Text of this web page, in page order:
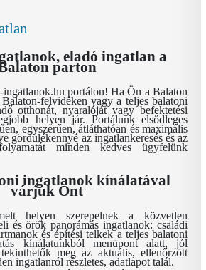
eladó ingatlan a
parton
portálon! Ha Ön a Balaton
felvidéken vagy a teljes balatoni
otthonát, nyaralóját vagy befektetési
helyen jár. Portálunk elsődleges
egyszerűen, átláthatóan és maximális
gördülékennyé az ingatlankeresés és az
minden kedves ügyfelünk
ingatlanok kínálatával
várjuk Önt
helyen szerepelnek a közvetlen
és örök panorámás ingatlanok: családi
és építési telkek a teljes balatoni
kínálatunkból menüpont alatt, jól
meg az aktuális, ellenőrzött
ingatlanról részletes, adatlapot talál.